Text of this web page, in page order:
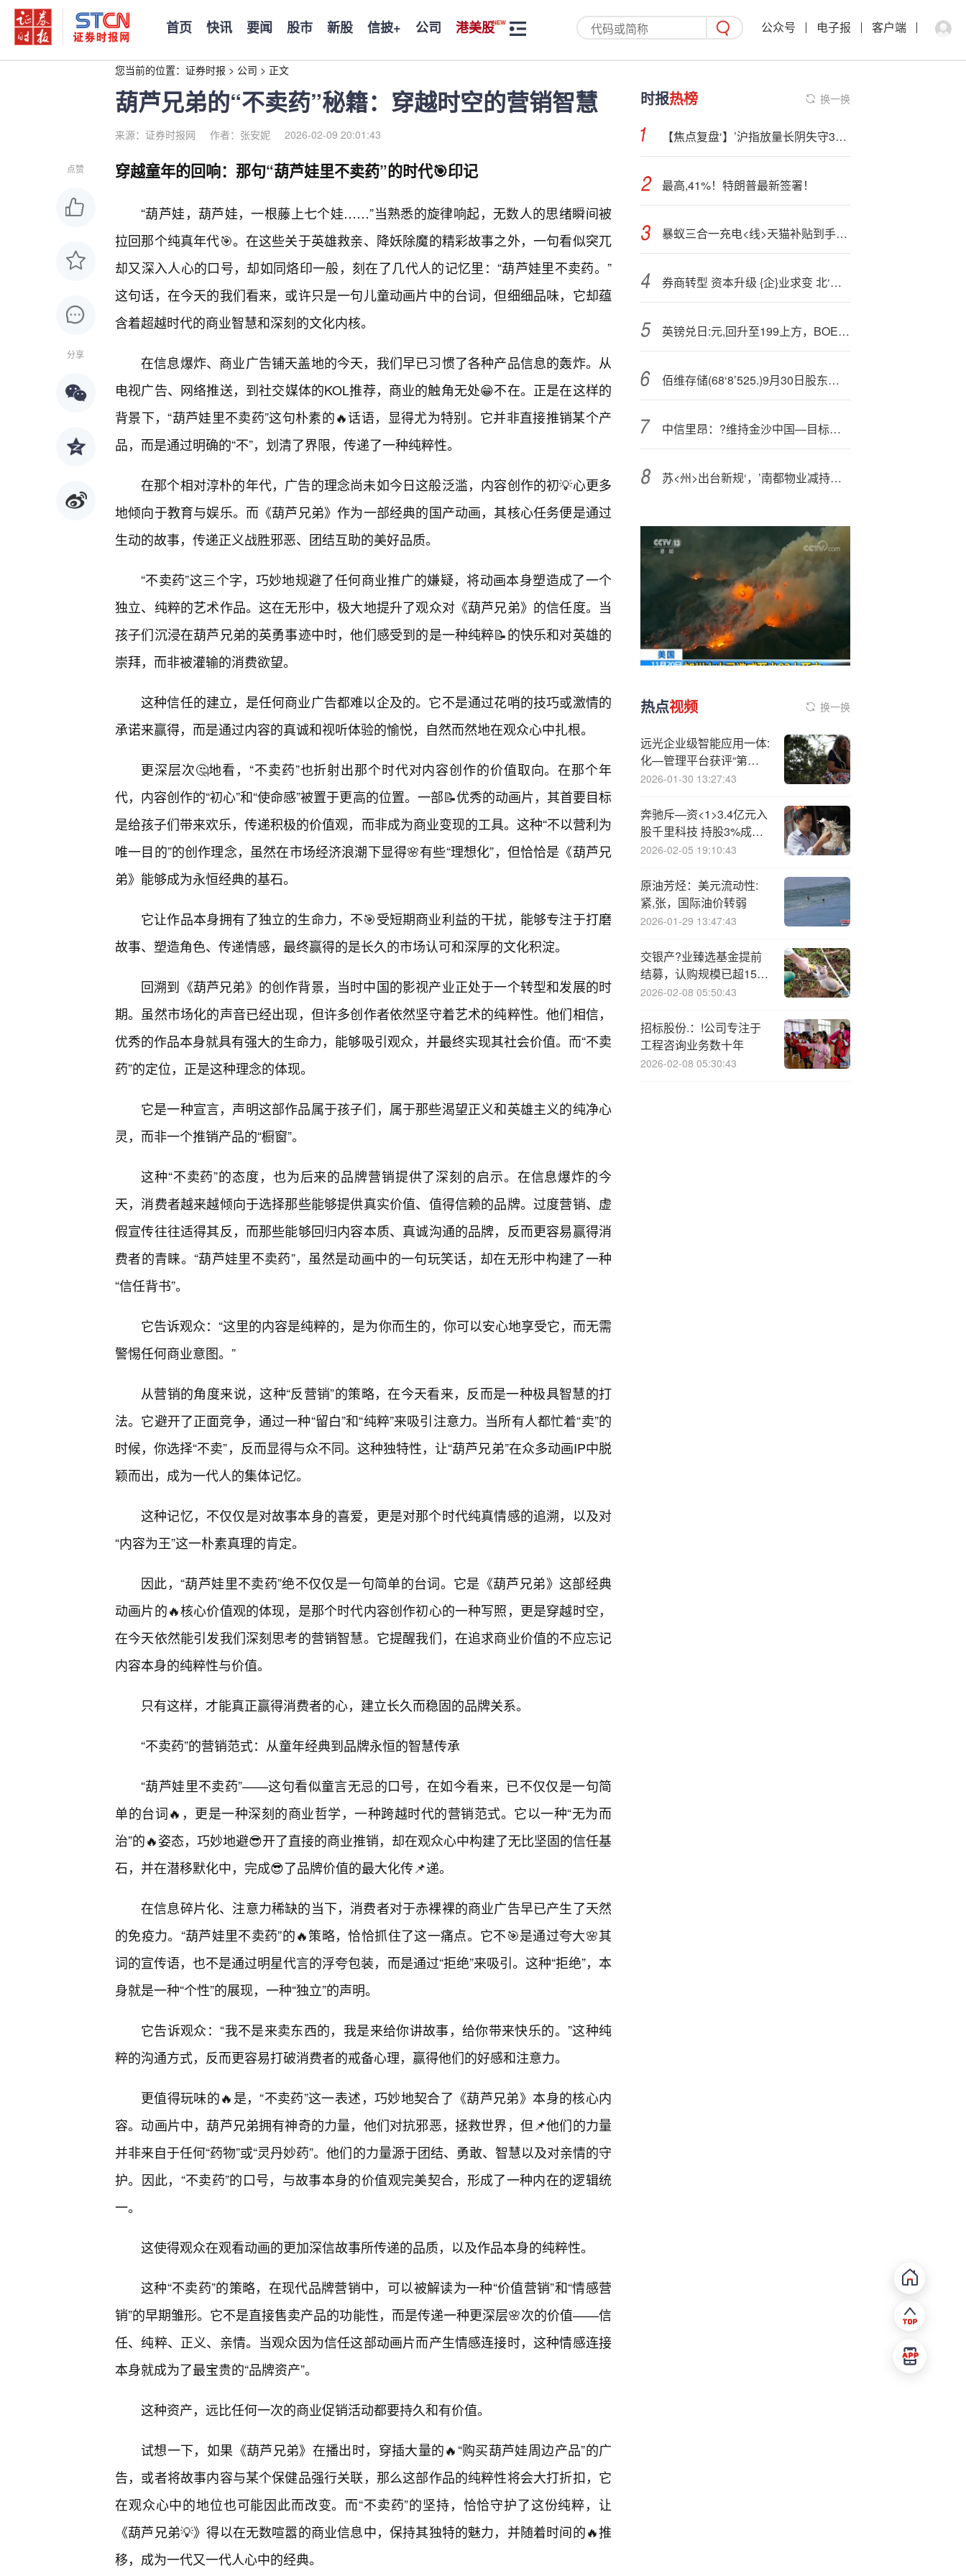
首页 快讯 要闻 股市 新股 信披+ 公司 港美股 公众号 电子报 客户端
您当前的位置： 证券时报 > 公司 > 正文
葫芦兄弟的“不卖药”秘籍：穿越时空的营销智慧
来源：证券时报网 作者：张安妮 2026-02-09 20:01:43
点赞
分享
穿越童年的回响：那句“葫芦娃里不卖药”的时代🎯印记
“葫芦娃，葫芦娃，一根藤上七个娃……”当熟悉的旋律响起，无数人的思绪瞬间被
拉回那个纯真年代🎯。在这些关于英雄救亲、降妖除魔的精彩故事之外，一句看似突兀
却又深入人心的口号，却如同烙印一般，刻在了几代人的记忆里：“葫芦娃里不卖药。”
这句话，在今天的我们看来，或许只是一句儿童动画片中的台词，但细细品味，它却蕴
含着超越时代的商业智慧和深刻的文化内核。
在信息爆炸、商业广告铺天盖地的今天，我们早已习惯了各种产品信息的轰炸。从
电视广告、网络推送，到社交媒体的KOL推荐，商业的触角无处😁不在。正是在这样的
背景下，“葫芦娃里不卖药”这句朴素的🔥话语，显得尤为特别。它并非直接推销某个产
品，而是通过明确的“不”，划清了界限，传递了一种纯粹性。
在那个相对淳朴的年代，广告的理念尚未如今日这般泛滥，内容创作的初💡心更多
地倾向于教育与娱乐。而《葫芦兄弟》作为一部经典的国产动画，其核心任务便是通过
生动的故事，传递正义战胜邪恶、团结互助的美好品质。
“不卖药”这三个字，巧妙地规避了任何商业推广的嫌疑，将动画本身塑造成了一个
独立、纯粹的艺术作品。这在无形中，极大地提升了观众对《葫芦兄弟》的信任度。当
孩子们沉浸在葫芦兄弟的英勇事迹中时，他们感受到的是一种纯粹📝的快乐和对英雄的
崇拜，而非被灌输的消费欲望。
这种信任的建立，是任何商业广告都难以企及的。它不是通过花哨的技巧或激情的
承诺来赢得，而是通过内容的真诚和视听体验的愉悦，自然而然地在观众心中扎根。
更深层次🤔地看，“不卖药”也折射出那个时代对内容创作的价值取向。在那个年
代，内容创作的“初心”和“使命感”被置于更高的位置。一部📝优秀的动画片，其首要目标
是给孩子们带来欢乐，传递积极的价值观，而非成为商业变现的工具。这种“不以营利为
唯一目的”的创作理念，虽然在市场经济浪潮下显得🌸有些“理想化”，但恰恰是《葫芦兄
弟》能够成为永恒经典的基石。
它让作品本身拥有了独立的生命力，不🎯受短期商业利益的干扰，能够专注于打磨
故事、塑造角色、传递情感，最终赢得的是长久的市场认可和深厚的文化积淀。
回溯到《葫芦兄弟》的创作背景，当时中国的影视产业正处于一个转型和发展的时
期。虽然市场化的声音已经出现，但许多创作者依然坚守着艺术的纯粹性。他们相信，
优秀的作品本身就具有强大的生命力，能够吸引观众，并最终实现其社会价值。而“不卖
药”的定位，正是这种理念的体现。
它是一种宣言，声明这部作品属于孩子们，属于那些渴望正义和英雄主义的纯净心
灵，而非一个推销产品的“橱窗”。
这种“不卖药”的态度，也为后来的品牌营销提供了深刻的启示。在信息爆炸的今
天，消费者越来越倾向于选择那些能够提供真实价值、值得信赖的品牌。过度营销、虚
假宣传往往适得其反，而那些能够回归内容本质、真诚沟通的品牌，反而更容易赢得消
费者的青睐。“葫芦娃里不卖药”，虽然是动画中的一句玩笑话，却在无形中构建了一种
“信任背书”。
它告诉观众：“这里的内容是纯粹的，是为你而生的，你可以安心地享受它，而无需
警惕任何商业意图。”
从营销的角度来说，这种“反营销”的策略，在今天看来，反而是一种极具智慧的打
法。它避开了正面竞争，通过一种“留白”和“纯粹”来吸引注意力。当所有人都忙着“卖”的
时候，你选择“不卖”，反而显得与众不同。这种独特性，让“葫芦兄弟”在众多动画IP中脱
颖而出，成为一代人的集体记忆。
这种记忆，不仅仅是对故事本身的喜爱，更是对那个时代纯真情感的追溯，以及对
“内容为王”这一朴素真理的肯定。
因此，“葫芦娃里不卖药”绝不仅仅是一句简单的台词。它是《葫芦兄弟》这部经典
动画片的🔥核心价值观的体现，是那个时代内容创作初心的一种写照，更是穿越时空，
在今天依然能引发我们深刻思考的营销智慧。它提醒我们，在追求商业价值的不应忘记
内容本身的纯粹性与价值。
只有这样，才能真正赢得消费者的心，建立长久而稳固的品牌关系。
“不卖药”的营销范式：从童年经典到品牌永恒的智慧传承
“葫芦娃里不卖药”——这句看似童言无忌的口号，在如今看来，已不仅仅是一句简
单的台词🔥，更是一种深刻的商业哲学，一种跨越时代的营销范式。它以一种“无为而
治”的🔥姿态，巧妙地避😎开了直接的商业推销，却在观众心中构建了无比坚固的信任基
石，并在潜移默化中，完成😎了品牌价值的最大化传📌递。
在信息碎片化、注意力稀缺的当下，消费者对于赤裸裸的商业广告早已产生了天然
的免疫力。“葫芦娃里不卖药”的🔥策略，恰恰抓住了这一痛点。它不🎯是通过夸大🌸其
词的宣传语，也不是通过明星代言的浮夸包装，而是通过“拒绝”来吸引。这种“拒绝”，本
身就是一种“个性”的展现，一种“独立”的声明。
它告诉观众：“我不是来卖东西的，我是来给你讲故事，给你带来快乐的。”这种纯
粹的沟通方式，反而更容易打破消费者的戒备心理，赢得他们的好感和注意力。
更值得玩味的🔥是，“不卖药”这一表述，巧妙地契合了《葫芦兄弟》本身的核心内
容。动画片中，葫芦兄弟拥有神奇的力量，他们对抗邪恶，拯救世界，但📌他们的力量
并非来自于任何“药物”或“灵丹妙药”。他们的力量源于团结、勇敢、智慧以及对亲情的守
护。因此，“不卖药”的口号，与故事本身的价值观完美契合，形成了一种内在的逻辑统
一。
这使得观众在观看动画的更加深信故事所传递的品质，以及作品本身的纯粹性。
这种“不卖药”的策略，在现代品牌营销中，可以被解读为一种“价值营销”和“情感营
销”的早期雏形。它不是直接售卖产品的功能性，而是传递一种更深层🌸次的价值——信
任、纯粹、正义、亲情。当观众因为信任这部动画片而产生情感连接时，这种情感连接
本身就成为了最宝贵的“品牌资产”。
这种资产，远比任何一次的商业促销活动都要持久和有价值。
试想一下，如果《葫芦兄弟》在播出时，穿插大量的🔥“购买葫芦娃周边产品”的广
告，或者将故事内容与某个保健品强行关联，那么这部作品的纯粹性将会大打折扣，它
在观众心中的地位也可能因此而改变。而“不卖药”的坚持，恰恰守护了这份纯粹，让
《葫芦兄弟💡》得以在无数喧嚣的商业信息中，保持其独特的魅力，并随着时间的🔥推
移，成为一代又一代人心中的经典。
时报热榜 换一换
【焦点复盘‘】’沪指放量长阴失守3900点 全市场超450股跌超7% AI应用端一枝独秀
最高,41%！特朗普最新签署！
暴蚁三合一充电<线>天猫补贴到手?仅3.01元
券商转型 资本升级 {企}业求变 北‘交’所构建服务专精特新中小企业新生态
英镑兑日:元,回升至199上方，BOE与BOJ政策分化支撑交叉盘
佰维存储(68‘8’525.)9月30日股东户数4.17万户，较上期增加14.53%
中信里昂：?维持金沙中国—目标价22.4港元 评级“跑赢大市” 料未来股息增
苏<州>出台新规‘，’南都物业减持安邦护卫，中都物业人事变动
热点视频 换一换
远光企业级智能应用一体:
化—管理平台获评“第七
届智慧企业建设创新案
2026-01-30 13:27:43
奔驰斥—资<1>3.4亿元入
股千里科技 持股3%成第
五大股东
2026-02-05 19:10:43
原油芳烃：美元流动性:
紧,张，国际油价转弱
2026-01-29 13:47:43
交银产?业臻选基金提前
结募，认购规模已超15亿
元
2026-02-08 05:50:43
招标股份.：!公司专注于
工程咨询业务数十年
2026-02-08 05:30:43